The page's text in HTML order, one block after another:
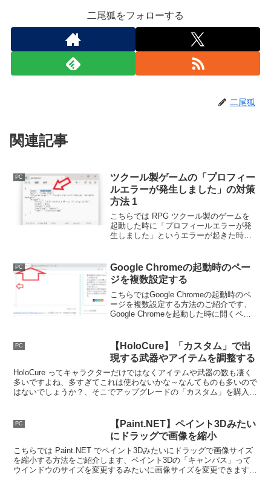
二尾狐をフォローする
二尾狐
関連記事
PC
ツクール製ゲームの「プロフィー
ルエラーが発生しました」の対策
方法 1
こちらでは RPG ツクール製のゲームを
起動した時に「プロフィールエラーが発
生しました」というエラーが起きた時の
今回は「package.json」を編集する方法
をご紹介します。
PC
Google Chromeの起動時のペー
ジを複数設定する
こちらではGoogle Chromeの起動時のペ
ージを複数設定する方法のご紹介です、
Google Chromeを起動した時に開くペー
数のタブを起動時に開くことが出来ま
す。
PC
【HoloCure】「カスタム」で出
現する武器やアイテムを調整する
HoloCure ってキャラクターだけではなくアイテムや武器の数も凄く
多いですよね、多すぎてこれは使わないかな～なんてものも多いので
はないでしょうか？、そこでアップグレードの「カスタム」を購入し
PC
【Paint.NET】ペイント3Dみたい
にドラッグで画像を縮小
こちらでは Paint.NET でペイント3Dみたいにドラッグで画像サイズ
を縮小する方法をご紹介します、ペイント3Dの「キャンパス」って
ウインドウのサイズを変更するみたいに画像サイズを変更できますよ